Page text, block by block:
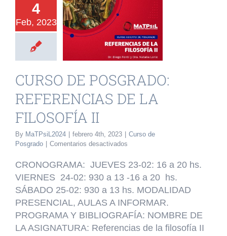
4
Feb, 2023
DE
DE
II
de Posgrado
CURSO DE POSGRADO:
REFERENCIAS DE LA
FILOSOFÍA II
By MaTPsiL2024 febrero 4th, 2023
Curso de
Posgrado
Comentarios desactivados
DE
POSGRADO:
REFERENCIAS
DE
LA
FILOSOFÍA
II
CRONOGRAMA: JUEVES 23-02: 16 a 20 hs.
VIERNES 24-02: 930 a 13 -16 a 20 hs.
SÁBADO 25-02: 930 a 13 hs. MODALIDAD
PRESENCIAL, AULAS A INFORMAR.
PROGRAMA Y BIBLIOGRAFÍA: NOMBRE DE
LA ASIGNATURA: Referencias de la filosofía II